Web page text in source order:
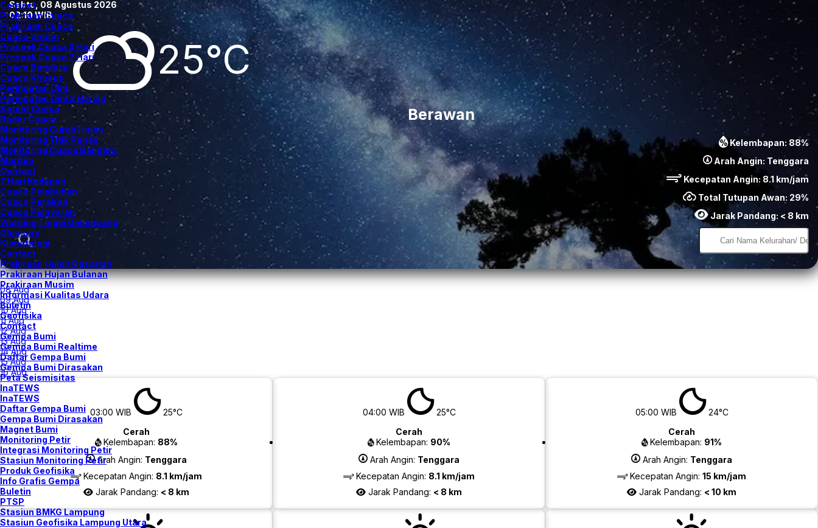
Contact
Prakiraan Cuaca
Prakiraan Cuaca
Cuaca Umum
Prospek Cuaca 3 Hari
Prospek Cuaca 7 Hari
Cuaca Bandara
Cuaca Khusus
Peringatan Dini
Peringatan Dini 3 Harian
Satelit Cuaca
Radar Cuaca
Monitoring Curah Hujan
Monitoring Titik Panas
Monitoring Cuaca Bandara
Maritim
Contact
7 Hari Kedepan
Cuaca Pelabuhan
Cuaca Perairan
Cuaca Pelayaran
Warning Tinggi Gelombang
Glossary
Klimatologi
Contact
Prakiraan Hujan Dasarian
Prakiraan Hujan Bulanan
Prakiraan Musim
Informasi Kualitas Udara
Buletin
Geofisika
Contact
Gempa Bumi
Gempa Bumi Realtime
Daftar Gempa Bumi
Gempa Bumi Dirasakan
Peta Seismisitas
InaTEWS
InaTEWS
Daftar Gempa Bumi
Gempa Bumi Dirasakan
Magnet Bumi
Monitoring Petir
Integrasi Monitoring Petir
Stasiun Monitoring Petir
Produk Geofisika
Info Grafis Gempa
Buletin
PTSP
Stasiun BMKG Lampung
Stasiun Geofisika Lampung Utara
Sabtu, 08 Agustus 2026
02:10 WIB
25°C
Berawan
Kelembapan: 88%
Arah Angin: Tenggara
Kecepatan Angin: 8.1 km/jam
Total Tutupan Awan: 29%
Jarak Pandang: < 8 km
08 Aug
09 Aug
10 Aug
11 Aug
12 Aug
13 Aug
14 Aug
15 Aug
16 Aug
03:00 WIB
25°C
Cerah
Kelembapan: 88%
Arah Angin: Tenggara
Kecepatan Angin: 8.1 km/jam
Jarak Pandang: < 8 km
04:00 WIB
25°C
Cerah
Kelembapan: 90%
Arah Angin: Tenggara
Kecepatan Angin: 8.1 km/jam
Jarak Pandang: < 8 km
05:00 WIB
24°C
Cerah
Kelembapan: 91%
Arah Angin: Tenggara
Kecepatan Angin: 15 km/jam
Jarak Pandang: < 10 km